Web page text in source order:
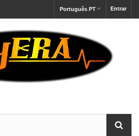
Entrar
Português PT